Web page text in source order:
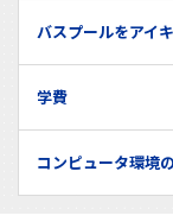
バスプールをアイ
学費
コンピュータ環境